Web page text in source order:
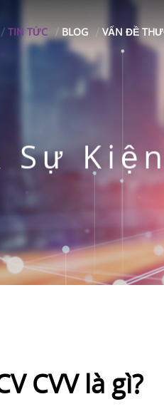
TIN TỨC BLOG VẤN ĐỀ
Sự Kiện
CVV là gì?